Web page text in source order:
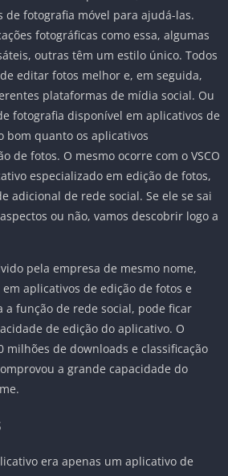
de fotografia móvel para ajudá-las.
fotográficas como essa, algumas
outras têm um estilo único. Todos
editar fotos melhor e, em seguida,
plataformas de mídia social. Ou
fotografia disponível em aplicativos de
bom quanto os aplicativos
de fotos. O mesmo ocorre com o VSCO
especializado em edição de fotos,
adicional de rede social. Se ele se sai
ou não, vamos descobrir logo a
pela empresa de mesmo nome,
aplicativos de edição de fotos e
a função de rede social, pode ficar
de edição do aplicativo. O
milhões de downloads e classificação
a grande capacidade do
era apenas um aplicativo de